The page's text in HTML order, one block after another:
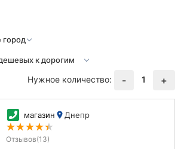
Нужное количество:
- 1 +
магазин Днепр
Отзывов(13)